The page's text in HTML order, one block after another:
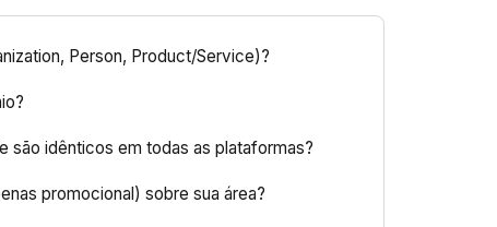
Person, Product/Service)?
são idênticos em todas as plataformas?
promocional) sobre sua área?